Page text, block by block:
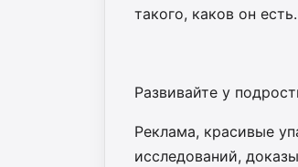
такого, каков он есть.
Развивайте у
Реклама, красивые
исследований,